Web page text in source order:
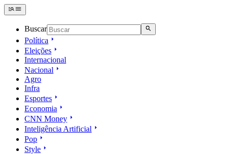
Buscar
Política
Eleições
Internacional
Nacional
Agro
Infra
Esportes
Economia
CNN Money
Inteligência Artificial
Pop
Style